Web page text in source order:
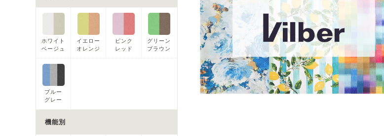
ホワイト
ベージュ
イエロー
オレンジ
ピンク
レッド
グリーン
ブラウン
ブルー
グレー
機能別